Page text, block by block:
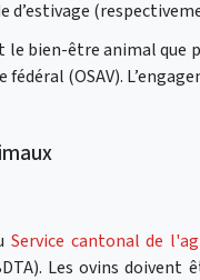
d’estivage
bien-être animal que
fédéral (OSAV).
Service cantonal de
Les ovins doivent